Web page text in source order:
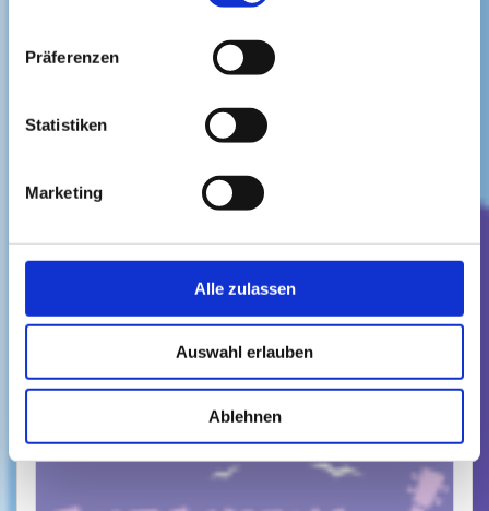
Präferenzen
Statistiken
Marketing
Alle zulassen
Auswahl erlauben
Ablehnen
20,00
Umsatzsteuerbefreit gemäß UStG §19
Lieferzeit: entfällt
In den Warenkorb